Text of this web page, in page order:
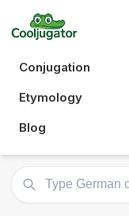
Conjugation
Etymology
Blog